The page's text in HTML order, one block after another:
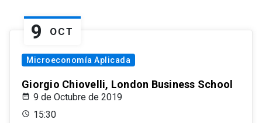
9 OCT
Microeconomía Aplicada
Giorgio Chiovelli, London Business School
9 de Octubre de 2019
15:30